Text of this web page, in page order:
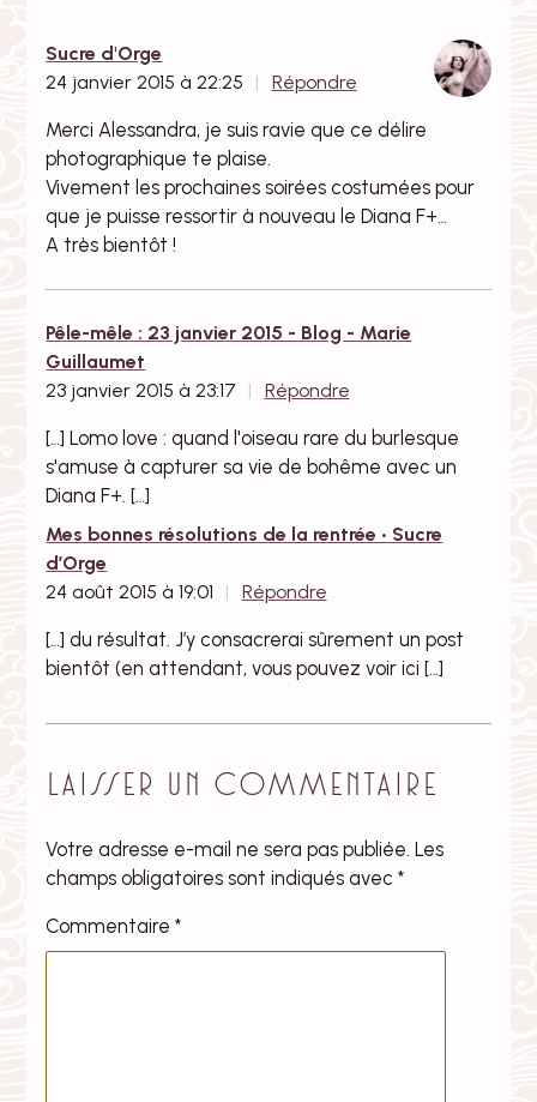
Sucre d'Orge
24 janvier 2015 à 22:25
Répondre
Merci Alessandra, je suis ravie que ce délire
photographique te plaise.
Vivement les prochaines soirées costumées pour
que je puisse ressortir à nouveau le Diana F+…
A très bientôt !
Pêle-mêle : 23 janvier 2015 - Blog - Marie
Guillaumet
23 janvier 2015 à 23:17
Répondre
[…] Lomo love : quand l'oiseau rare du burlesque
s'amuse à capturer sa vie de bohême avec un
Diana F+. […]
Mes bonnes résolutions de la rentrée • Sucre
d’Orge
24 août 2015 à 19:01
Répondre
[…] du résultat. J’y consacrerai sûrement un post
bientôt (en attendant, vous pouvez voir ici […]
Laisser un commentaire
Votre adresse e-mail ne sera pas publiée. Les
champs obligatoires sont indiqués avec*
Commentaire*